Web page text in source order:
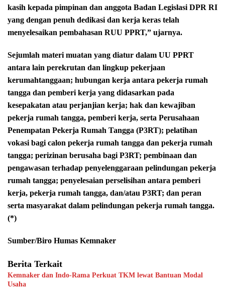
kasih kepada pimpinan dan anggota Badan Legislasi DPR RI
yang dengan penuh dedikasi dan kerja keras telah
menyelesaikan pembahasan RUU PPRT,” ujarnya.
Sejumlah materi muatan yang diatur dalam UU PPRT
antara lain perekrutan dan lingkup pekerjaan
kerumahtanggaan; hubungan kerja antara pekerja rumah
tangga dan pemberi kerja yang didasarkan pada
kesepakatan atau perjanjian kerja; hak dan kewajiban
pekerja rumah tangga, pemberi kerja, serta Perusahaan
Penempatan Pekerja Rumah Tangga (P3RT); pelatihan
vokasi bagi calon pekerja rumah tangga dan pekerja rumah
tangga; perizinan berusaha bagi P3RT; pembinaan dan
pengawasan terhadap penyelenggaraan pelindungan pekerja
rumah tangga; penyelesaian perselisihan antara pemberi
kerja, pekerja rumah tangga, dan/atau P3RT; dan peran
serta masyarakat dalam pelindungan pekerja rumah tangga.
(*)
Sumber/Biro Humas Kemnaker
Berita Terkait
Kemnaker dan Indo-Rama Perkuat TKM lewat Bantuan Modal
Usaha